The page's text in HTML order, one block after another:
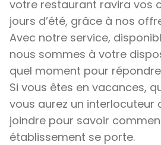
votre restaurant ravira vos
jours d’été, grâce à nos
Avec notre service,
nous sommes à votre
quel moment pour
Si vous êtes en vacances,
vous aurez un interlocuteur
joindre pour savoir
établissement se porte.